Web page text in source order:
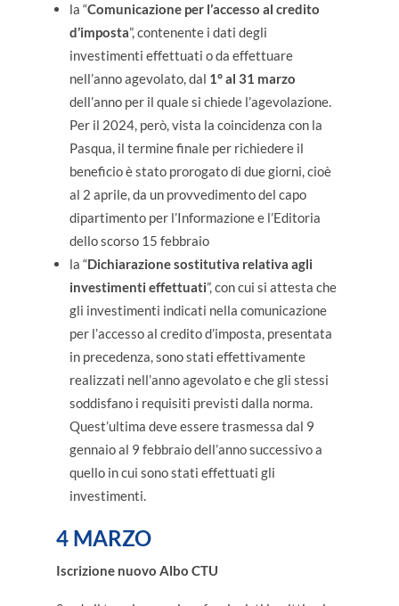
la “Comunicazione per l’accesso al credito
d’imposta”, contenente i dati degli
investimenti effettuati o da effettuare
nell’anno agevolato, dal 1° al 31 marzo
dell’anno per il quale si chiede l’agevolazione.
Per il 2024, però, vista la coincidenza con la
Pasqua, il termine finale per richiedere il
beneficio è stato prorogato di due giorni, cioè
al 2 aprile, da un provvedimento del capo
dipartimento per l’Informazione e l’Editoria
dello scorso 15 febbraio
la “Dichiarazione sostitutiva relativa agli
investimenti effettuati”, con cui si attesta che
gli investimenti indicati nella comunicazione
per l’accesso al credito d’imposta, presentata
in precedenza, sono stati effettivamente
realizzati nell’anno agevolato e che gli stessi
soddisfano i requisiti previsti dalla norma.
Quest’ultima deve essere trasmessa dal 9
gennaio al 9 febbraio dell’anno successivo a
quello in cui sono stati effettuati gli
investimenti.
4 MARZO
Iscrizione nuovo Albo CTU